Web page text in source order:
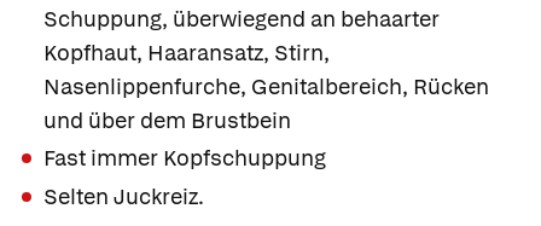
Schuppung, überwiegend an behaarter
Kopfhaut, Haaransatz, Stirn,
Nasenlippenfurche, Genitalbereich, Rücken
und über dem Brustbein
Fast immer Kopfschuppung
Selten Juckreiz.